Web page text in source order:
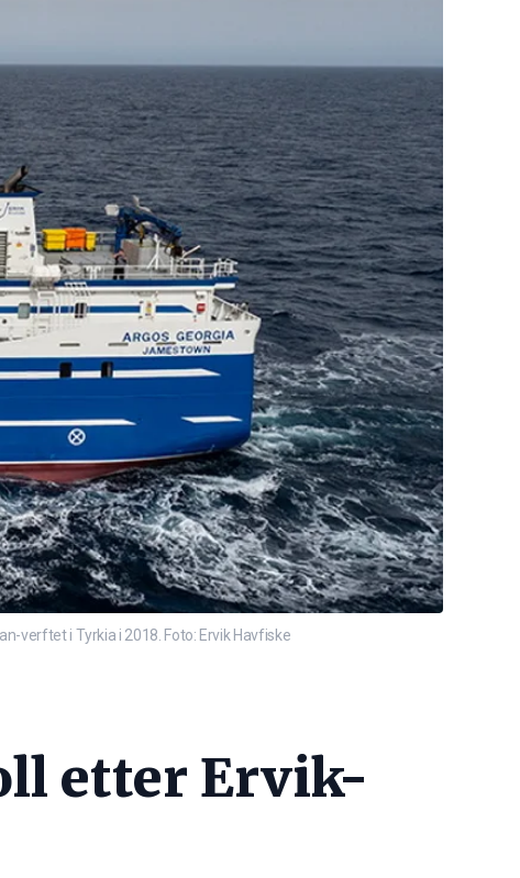
verftet i Tyrkia i 2018. Foto: Ervik Havfiske
etter Ervik-